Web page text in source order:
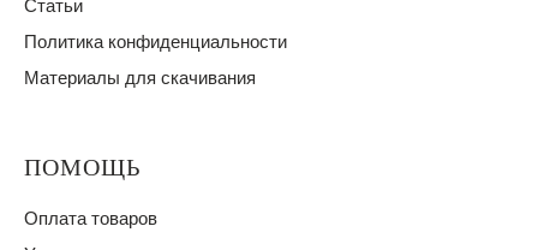
Статьи
Политика конфиденциальности
Материалы для скачивания
ПОМОЩЬ
Оплата товаров